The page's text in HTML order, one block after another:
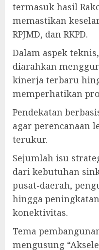
termasuk hasil
memastikan
RPJMD, dan RKPD.
Dalam aspek
diarahkan
kinerja terbaru
memperhatikan
Pendekatan
agar perencanaan
terukur.
Sejumlah isu
dari kebutuhan
pusat-daerah,
hingga
konektivitas.
Tema
mengusung